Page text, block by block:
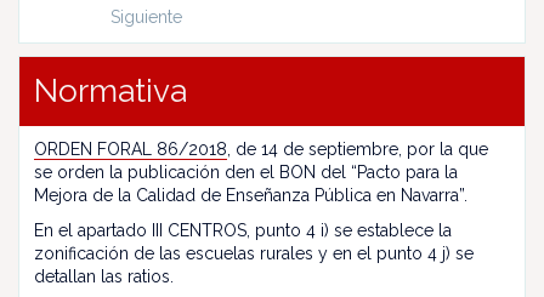
Siguiente
Normativa
ORDEN FORAL 86/2018 , de 14 de septiembre, por la que
se orden la publicación den el BON del “Pacto para la
Mejora de la Calidad de Enseñanza Pública en Navarra”.
En el apartado III CENTROS, punto 4 i) se establece la
zonificación de las escuelas rurales y en el punto 4 j) se
detallan las ratios.